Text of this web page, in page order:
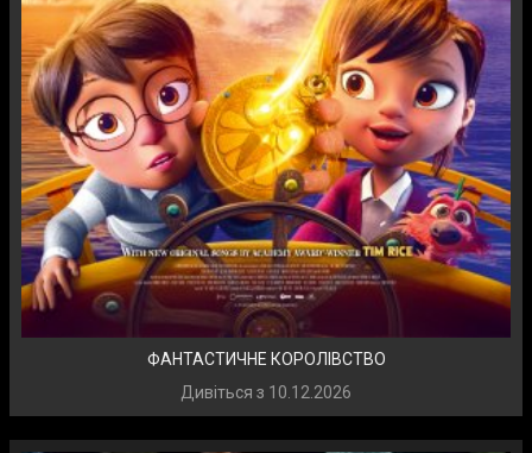
ФАНТАСТИЧНЕ КОРОЛІВСТВО
Дивіться з 10.12.2026